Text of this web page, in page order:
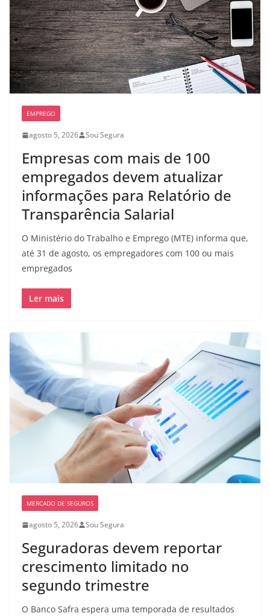
EMPREGO
agosto 5, 2026 Sou Segura
Empresas com mais de 100
empregados devem atualizar
informações para Relatório de
Transparência Salarial
O Ministério do Trabalho e Emprego (MTE) informa que,
até 31 de agosto, os empregadores com 100 ou mais
empregados
Ler mais
MERCADO DE SEGUROS
agosto 5, 2026 Sou Segura
Seguradoras devem reportar
crescimento limitado no
segundo trimestre
O Banco Safra espera uma temporada de resultados